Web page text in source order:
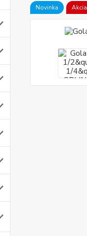
Novinka Akcia